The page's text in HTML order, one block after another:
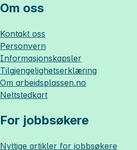
Om oss
Kontakt oss
Personvern
Informasjonskapsler
Tilgjengelighetserklæring
Om arbeidsplassen.no
Nettstedkart
For jobbsøkere
Nyttige artikler for jobbsøkere